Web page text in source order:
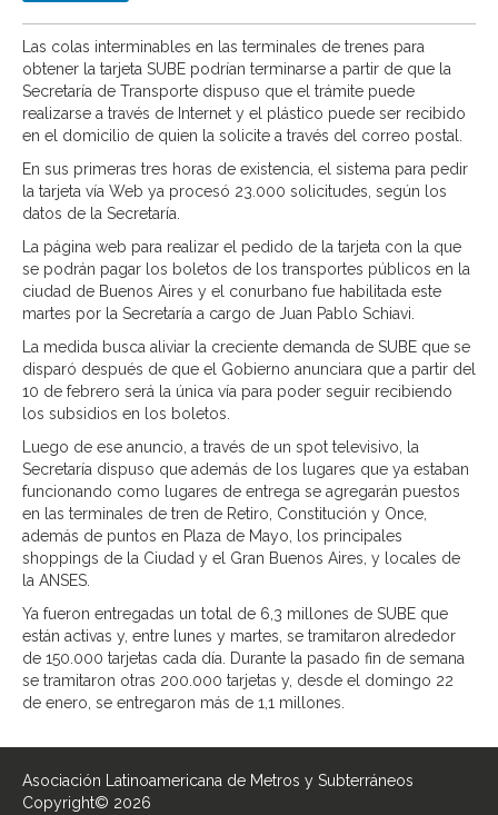
Las colas interminables en las terminales de trenes para
obtener la tarjeta SUBE podrían terminarse a partir de que la
Secretaría de Transporte dispuso que el trámite puede
realizarse a través de Internet y el plástico puede ser recibido
en el domicilio de quien la solicite a través del correo postal.
En sus primeras tres horas de existencia, el sistema para pedir
la tarjeta vía Web ya procesó 23.000 solicitudes, según los
datos de la Secretaría.
La página web para realizar el pedido de la tarjeta con la que
se podrán pagar los boletos de los transportes públicos en la
ciudad de Buenos Aires y el conurbano fue habilitada este
martes por la Secretaría a cargo de Juan Pablo Schiavi.
La medida busca aliviar la creciente demanda de SUBE que se
disparó después de que el Gobierno anunciara que a partir del
10 de febrero será la única vía para poder seguir recibiendo
los subsidios en los boletos.
Luego de ese anuncio, a través de un spot televisivo, la
Secretaría dispuso que además de los lugares que ya estaban
funcionando como lugares de entrega se agregarán puestos
en las terminales de tren de Retiro, Constitución y Once,
además de puntos en Plaza de Mayo, los principales
shoppings de la Ciudad y el Gran Buenos Aires, y locales de
la ANSES.
Ya fueron entregadas un total de 6,3 millones de SUBE que
están activas y, entre lunes y martes, se tramitaron alrededor
de 150.000 tarjetas cada día. Durante la pasado fin de semana
se tramitaron otras 200.000 tarjetas y, desde el domingo 22
de enero, se entregaron más de 1,1 millones.
Asociación Latinoamericana de Metros y Subterráneos
Copyright© 2026